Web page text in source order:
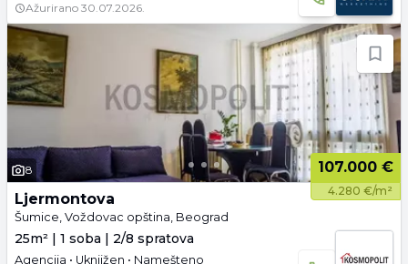
Ažurirano 30.07.2026.
8 107.000 €
4.280 €/m²
Ljermontova
Šumice, Voždovac opština, Beograd
25m² | 1 soba | 2/8 spratova
Agencija • Uknjižen • Namešteno